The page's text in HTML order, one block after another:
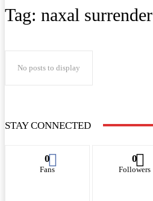
Tag: naxal surrender
No posts to display
STAY CONNECTED
0
Fans
0
Followers